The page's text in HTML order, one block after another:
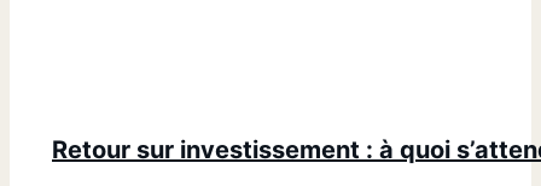
Retour sur investissement : à quoi